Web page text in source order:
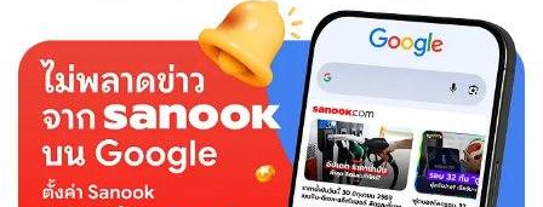
ขาย
คอน
ห้อง
สวย
ทำเล